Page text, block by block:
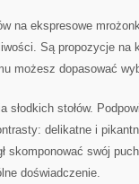
na ekspresowe
Są propozycje na
możesz dopasować
słodkich stołów.
delikatne i
skomponować swój
doświadczenie.